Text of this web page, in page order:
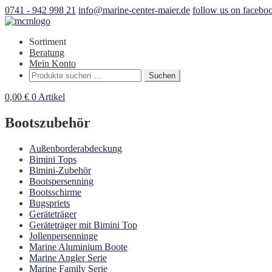
0741 - 942 998 21 info@marine-center-maier.de follow us on
Sortiment
Beratung
Mein Konto
Suchen
nach:
Suchen
0,00 € 0 Artikel
Bootszubehör
Außenborderabdeckung
Bimini Tops
Bimini-Zubehör
Bootspersenning
Bootsschirme
Bugspriets
Geräteträger
Geräteträger mit Bimini Top
Jollenpersenninge
Marine Aluminium Boote
Marine Angler Serie
Marine Family Serie